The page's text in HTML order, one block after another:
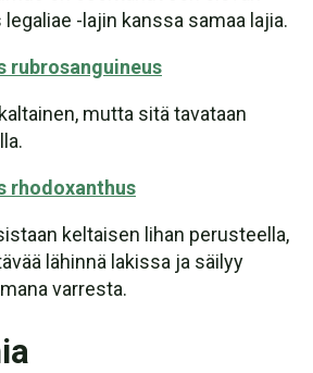
-lajin kanssa samaa lajia.
rubrosanguineus
mutta sitä tavataan
rhodoxanthus
keltaisen lihan perusteella,
lähinnä lakissa ja säilyy
varresta.